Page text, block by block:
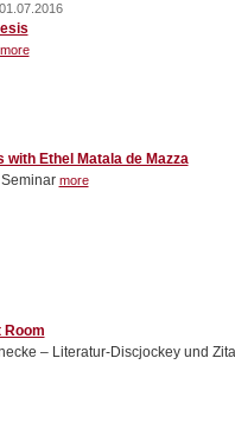
more
with Ethel Matala de Mazza
more
Room
– Literatur-Discjockey und